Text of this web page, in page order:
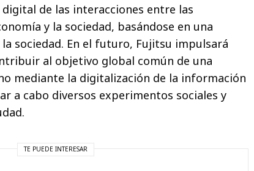
de las interacciones entre las
y la sociedad, basándose en una
sociedad. En el futuro, Fujitsu impulsará
al objetivo global común de una
mediante la digitalización de la información
a cabo diversos experimentos sociales y
TE PUEDE INTERESAR